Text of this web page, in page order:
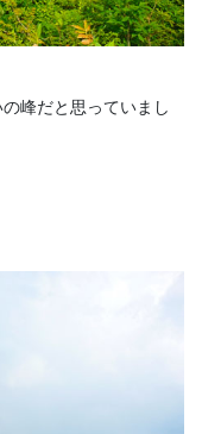
峰だと思っていまし